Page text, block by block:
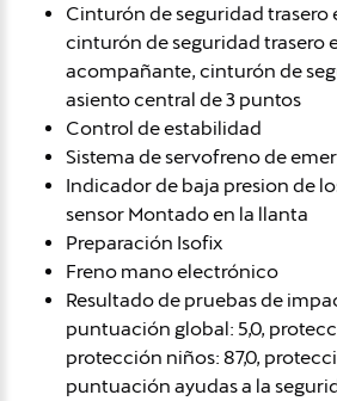
Cinturón de seguridad
cinturón de seguridad trasero
acompañante, cinturón de
asiento central de 3 puntos
Control de estabilidad
Sistema de servofreno de
Indicador de baja presion de
sensor Montado en la llanta
Preparación Isofix
Freno mano electrónico
Resultado de pruebas de
puntuación global: 5,0,
protección niños: 87,0,
puntuación ayudas a la